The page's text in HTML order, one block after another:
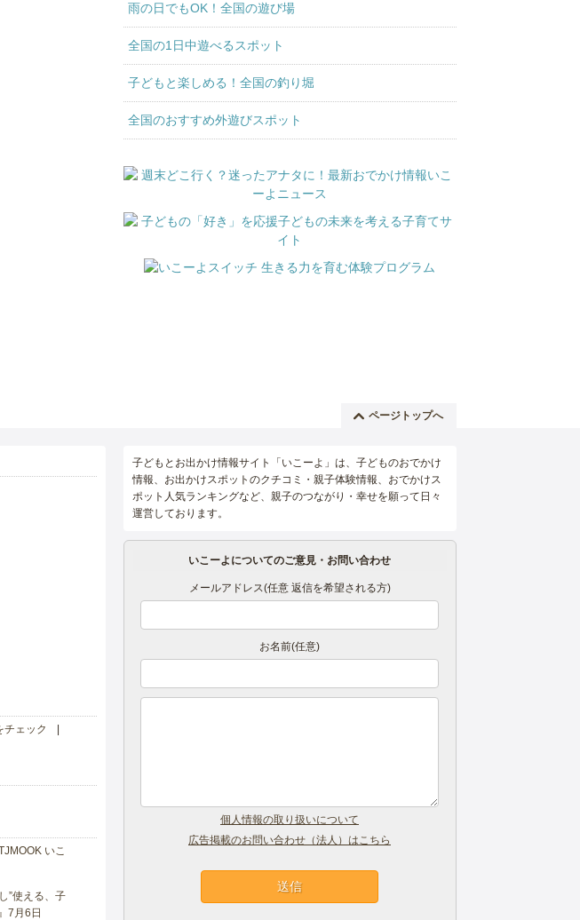
雨の日でもOK！全国の遊び場
全国の1日中遊べるスポット
子どもと楽しめる！全国の釣り堀
全国のおすすめ外遊びスポット
ページトップへ
チェック
いこ
”使える、子
7月6日
子どもとお出かけ情報サイト「いこーよ」は、子どものおでかけ
情報、お出かけスポットのクチコミ・親子体験情報、おでかけス
ポット人気ランキングなど、親子のつながり・幸せを願って日々
運営しております。
いこーよについてのご意見・お問い合わせ
メールアドレス(任意 返信を希望される方)
お名前(任意)
個人情報の取り扱いについて
広告掲載のお問い合わせ（法人）はこちら